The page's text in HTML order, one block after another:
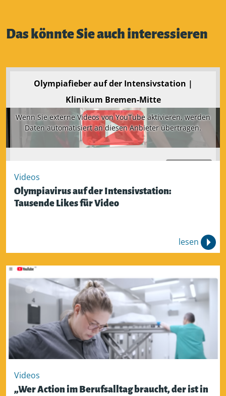
Das könnte Sie auch interessieren
Olympiafieber auf der Intensivstation |
Klinikum Bremen-Mitte
Wenn Sie externe Videos von YouTube aktivieren, werden
Daten automatisiert an diesen Anbieter übertragen.
Videos
Olympiavirus auf der Intensivstation:
Tausende Likes für Video
lesen
Videos
„Wer Action im Berufsalltag braucht, der ist in